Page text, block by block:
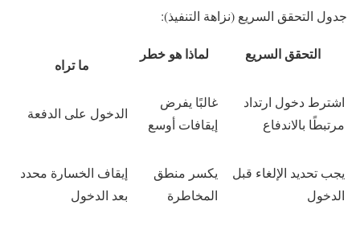
جدول التحقق السريع (نزاهة التنفيذ):
التحقق السريع لماذا هو خطر
ما تراه
اشترط دخول ارتداد
مرتبطًا بالاندفاع
غالبًا يفرض
إيقافات أوسع
الدخول على الدفعة
يجب تحديد الإلغاء قبل
الدخول
يكسر منطق
المخاطرة
إيقاف الخسارة محدد
بعد الدخول